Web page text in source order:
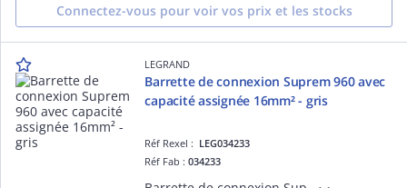
Connectez-vous pour voir vos prix et les stocks
LEGRAND
Barrette de connexion Suprem 960 avec
capacité assignée 16mm² - gris
Réf Rexel : LEG034233
Réf Fab :034233